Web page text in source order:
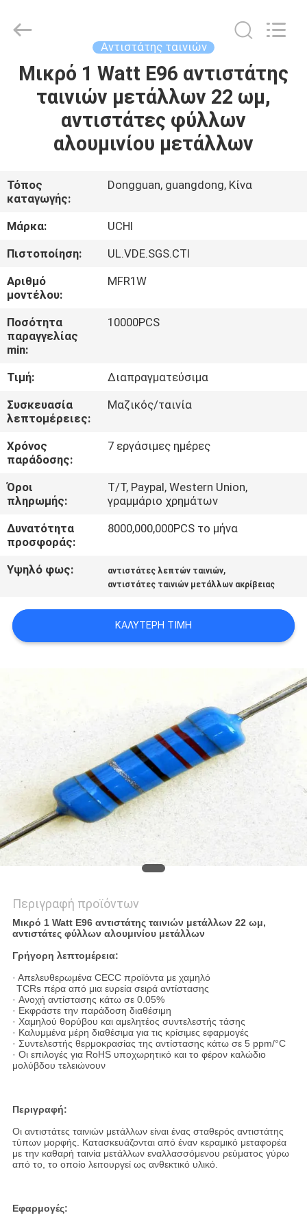
ΣΠΊΤΙ
ΠΡΟΪΌΝΤΑ
ΠΑΡΟΥΣΙΆΣΤΕ
ΠΕΡΊΠΟΥ
ΕΜΕΊΣ
ΓΎΡΟΣ
ΕΡΓΟΣΤΑΣΊΩΝ
ΈΛΕΓΧΟΣ
ΜΑΣ
ΕΛΆΤΕ
ΣΕ
ΕΠΑΦΉ
ΜΕ
ΕΙΔΉΣΕΙΣ
ΖΗΤΉΣΤΕ
PRIVACY
POLICY
Electronics
Co.,Ltd.
Αντιστάτης ταινιών
Μικρό 1 Watt E96 αντιστάτης
ταινιών μετάλλων 22 ωμ,
αντιστάτες φύλλων
αλουμινίου μετάλλων
Τόπος
καταγωγής:
Dongguan, guangdong, Κίνα
Μάρκα:
UCHI
Πιστοποίηση:
UL.VDE.SGS.CTI
Αριθμό
μοντέλου:
MFR1W
Ποσότητα
παραγγελίας
min:
10000PCS
Τιμή:
Διαπραγματεύσιμα
Συσκευασία
λεπτομέρειες:
Μαζικός/ταινία
Χρόνος
παράδοσης:
7 εργάσιμες ημέρες
Όροι
πληρωμής:
T/T, Paypal, Western Union,
γραμμάριο χρημάτων
Δυνατότητα
προσφοράς:
8000,000,000PCS το μήνα
Υψηλό φως: αντιστάτες λεπτών ταινιών,
αντιστάτες ταινιών μετάλλων ακρίβειας
ΚΑΛΎΤΕΡΗ ΤΙΜΉ
Περιγραφή προϊόντων
Μικρό 1 Watt E96 αντιστάτης ταινιών μετάλλων 22 ωμ,
αντιστάτες φύλλων αλουμινίου μετάλλων
Γρήγορη λεπτομέρεια:
· Απελευθερωμένα CECC προϊόντα με χαμηλό
TCRs πέρα από μια ευρεία σειρά αντίστασης
· Ανοχή αντίστασης κάτω σε 0.05%
· Εκφράστε την παράδοση διαθέσιμη
· Χαμηλού θορύβου και αμελητέος συντελεστής τάσης
· Καλυμμένα μέρη διαθέσιμα για τις κρίσιμες εφαρμογές
· Συντελεστής θερμοκρασίας της αντίστασης κάτω σε 5 ppm/°C
· Οι επιλογές για RoHS υποχωρητικό και το φέρον καλώδιο
μολύβδου τελειώνουν
Περιγραφή:
Οι αντιστάτες ταινιών μετάλλων είναι ένας σταθερός αντιστάτης
τύπων μορφής. Κατασκευάζονται από έναν κεραμικό μεταφορέα
με την καθαρή ταινία μετάλλων εναλλασσόμενου ρεύματος γύρω
από το, το οποίο λειτουργεί ως ανθεκτικό υλικό.
Εφαρμογές: